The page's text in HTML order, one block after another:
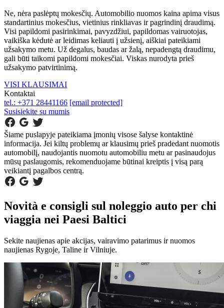
Ne, nėra paslėptų mokesčių. Automobilio nuomos kaina apima visus
standartinius mokesčius, vietinius rinkliavas ir pagrindinį draudimą.
Visi papildomi pasirinkimai, pavyzdžiui, papildomas vairuotojas,
vaikiška kėdutė ar leidimas keliauti į užsienį, aiškiai pateikiami
užsakymo metu. Už degalus, baudas ar žalą, nepadengtą draudimu,
gali būti taikomi papildomi mokesčiai. Viskas nurodyta prieš
užsakymo patvirtinimą.
VISI KLAUSIMAI
Kontaktai
tel.: +371 28441166 [email protected]
Susisiekite su mumis
Šiame puslapyje pateikiama įmonių visose šalyse kontaktinė
informacija. Jei kiltų problemų ar klausimų prieš pradedant nuomotis
automobilį, naudojantis nuomotu automobiliu metu ar pasinaudojus
mūsų paslaugomis, rekomenduojame būtinai kreiptis į visą parą
veikiantį pagalbos centrą.
Novità e consigli sul noleggio auto per chi
viaggia nei Paesi Baltici
Sekite naujienas apie akcijas, vairavimo patarimus ir nuomos
naujienas Rygoje, Taline ir Vilniuje.